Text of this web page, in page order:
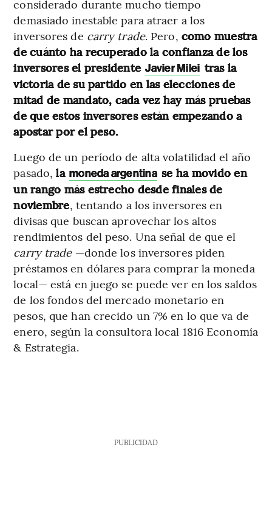
considerado durante mucho tiempo
demasiado inestable para atraer a los
inversores de carry trade. Pero, como muestra
de cuánto ha recuperado la confianza de los
inversores el presidente Javier Milei tras la
victoria de su partido en las elecciones de
mitad de mandato, cada vez hay más pruebas
de que estos inversores están empezando a
apostar por el peso.
Luego de un período de alta volatilidad el año
pasado, la moneda argentina se ha movido en
un rango más estrecho desde finales de
noviembre, tentando a los inversores en
divisas que buscan aprovechar los altos
rendimientos del peso. Una señal de que el
carry trade—donde los inversores piden
préstamos en dólares para comprar la moneda
local— está en juego se puede ver en los saldos
de los fondos del mercado monetario en
pesos, que han crecido un 7% en lo que va de
enero, según la consultora local 1816 Economía
& Estrategia.
PUBLICIDAD